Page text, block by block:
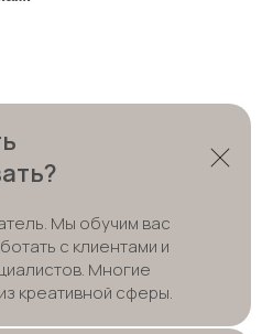
Мы обучим вас
с клиентами и
Многие
креативной сферы.